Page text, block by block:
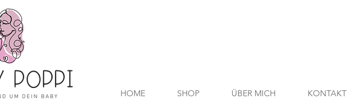
HOME SHOP ÜBER MICH KONTAKT